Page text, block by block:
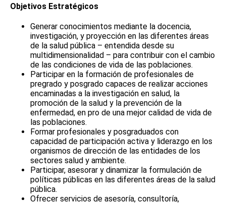
Objetivos Estratégicos
Generar conocimientos mediante la docencia,
investigación, y proyección en las diferentes áreas
de la salud pública – entendida desde su
multidimensionalidad – para contribuir con el cambio
de las condiciones de vida de las poblaciones.
Participar en la formación de profesionales de
pregrado y posgrado capaces de realizar acciones
encaminadas a la investigación en salud, la
promoción de la salud y la prevención de la
enfermedad, en pro de una mejor calidad de vida de
las poblaciones.
Formar profesionales y posgraduados con
capacidad de participación activa y liderazgo en los
organismos de dirección de las entidades de los
sectores salud y ambiente.
Participar, asesorar y dinamizar la formulación de
políticas públicas en las diferentes áreas de la salud
pública.
Ofrecer servicios de asesoría, consultoría,